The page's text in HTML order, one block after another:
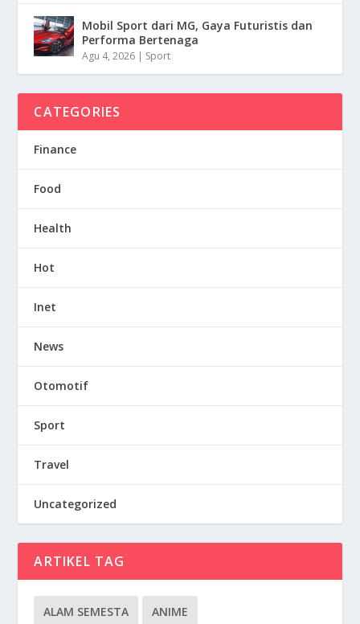
Mobil Sport dari MG, Gaya Futuristis dan
Performa Bertenaga
Agu 4, 2026 | Sport
CATEGORIES
Finance
Food
Health
Hot
Inet
News
Otomotif
Sport
Travel
Uncategorized
ARTIKEL TAG
ALAM SEMESTA ANIME